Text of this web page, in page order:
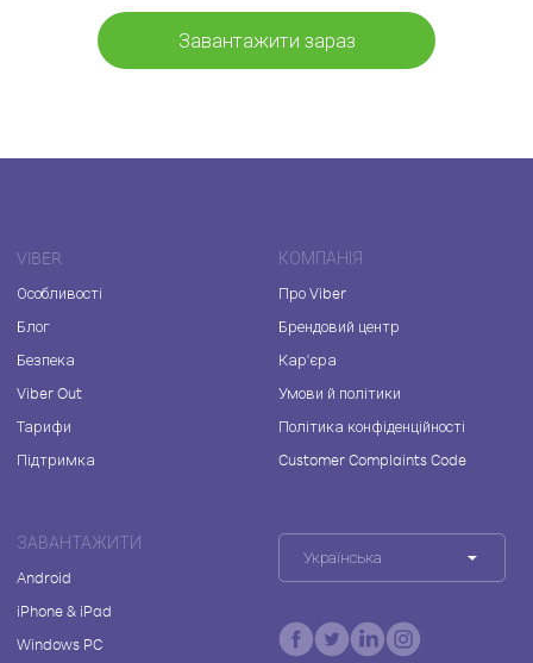
Завантажити зараз
VIBER
Особливості
Блог
Безпека
Viber Out
Тарифи
Підтримка
КОМПАНІЯ
Про Viber
Брендовий центр
Кар'єра
Умови й політики
Політика конфіденційності
Customer Complaints Code
ЗАВАНТАЖИТИ
Android
iPhone & iPad
Windows PC
Українська